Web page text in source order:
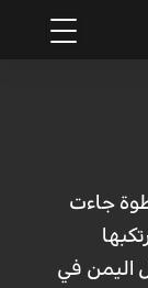
جاءت
اليمن في